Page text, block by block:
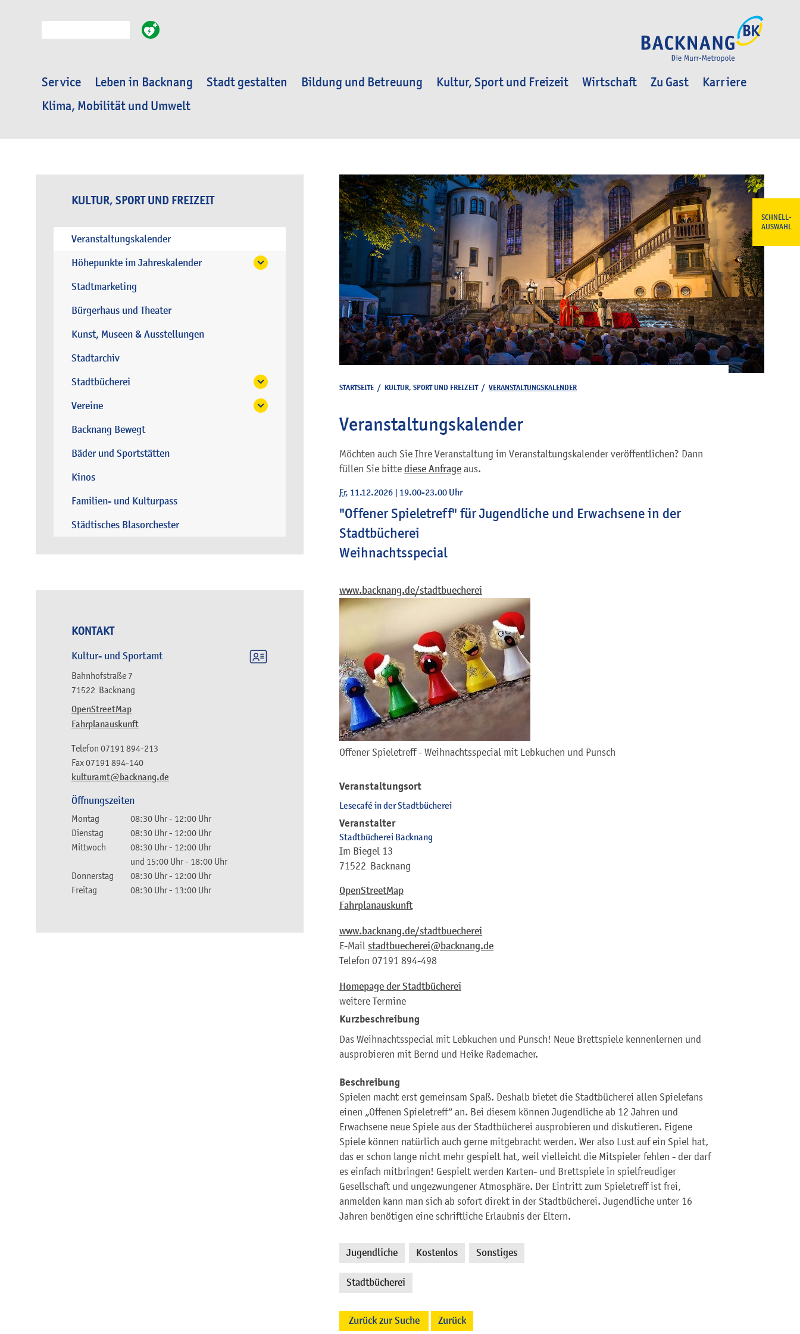
Service Leben in Backnang Stadt gestalten Bildung und Betreuung Kultur, Sport und Freizeit Wirtschaft Zu Gast
Karriere
Klima, Mobilität und Umwelt
SCHNELL-
AUSWAHL
KULTUR, SPORT UND FREIZEIT
Veranstaltungskalender
Höhepunkte im Jahreskalender
Stadtmarketing
Bürgerhaus und Theater
Kunst, Museen & Ausstellungen
Stadtarchiv
Stadtbücherei
Vereine
Backnang Bewegt
Bäder und Sportstätten
Kinos
Familien- und Kulturpass
Städtisches Blasorchester
KONTAKT
Kultur- und Sportamt
Bahnhofstraße 7
71522 Backnang
OpenStreetMap
Fahrplanauskunft
kulturamt@backnang.de
Telefon 07191 894-213
Fax07191 894-140
Öffnungszeiten
Montag 08:30 Uhr- 12:00 Uhr
Dienstag
08:30 Uhr- 12:00 Uhr
Mittwoch
08:30 Uhr- 12:00 Uhr
und 15:00 Uhr- 18:00 Uhr
Donnerstag
08:30 Uhr- 12:00 Uhr
Freitag
08:30 Uhr- 13:00 Uhr
STARTSEITE / KULTUR, SPORT UND FREIZEIT/ VERANSTALTUNGSKALENDER
Veranstaltungskalender
Möchten auch Sie Ihre Veranstaltung im Veranstaltungskalender veröffentlichen? Dann
füllen Sie bitte diese Anfrage aus.
Fr, 11.12.2026 | 19.00-23.00 Uhr
"Offener Spieletreff" für Jugendliche und Erwachsene in der
Stadtbücherei
Weihnachtsspecial
www.backnang.de/stadtbuecherei
Offener Spieletreff - Weihnachtsspecial mit Lebkuchen und Punsch
Veranstaltungsort
Lesecafé in der Stadtbücherei
Veranstalter
Stadtbücherei Backnang
Im Biegel 13
71522 Backnang
OpenStreetMap
Fahrplanauskunft
www.backnang.de/stadtbuecherei
E-Mail stadtbuecherei@backnang.de
Telefon 07191 894-498
Homepage der Stadtbücherei
weitere Termine
Kurzbeschreibung
Das Weihnachtsspecial mit Lebkuchen und Punsch! Neue Brettspiele kennenlernen und
ausprobieren mit Bernd und Heike Rademacher.
Beschreibung
Spielen macht erst gemeinsam Spaß. Deshalb bietet die Stadtbücherei allen Spielefans
einen „Offenen Spieletreff“ an. Bei diesem können Jugendliche ab 12 Jahren und
Erwachsene neue Spiele aus der Stadtbücherei ausprobieren und diskutieren. Eigene
Spiele können natürlich auch gerne mitgebracht werden. Wer also Lust auf ein Spiel hat,
das er schon lange nicht mehr gespielt hat, weil vielleicht die Mitspieler fehlen - der darf
es einfach mitbringen! Gespielt werden Karten- und Brettspiele in spielfreudiger
Gesellschaft und ungezwungener Atmosphäre. Der Eintritt zum Spieletreff ist frei,
anmelden kann man sich ab sofort direkt in der Stadtbücherei. Jugendliche unter 16
Jahren benötigen eine schriftliche Erlaubnis der Eltern.
Jugendliche Kostenlos Sonstiges
Stadtbücherei
Zurück zur Suche Zurück